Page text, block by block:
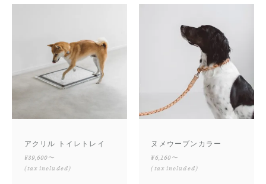
アクリル トイレトレイ
¥39,600〜
(tax included)
ヌメウーブンカラー
¥6,160〜
(tax included)